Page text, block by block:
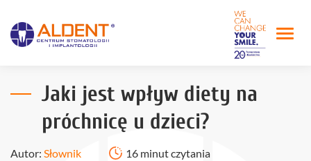
Jaki jest wpływ diety na
próchnicę u dzieci?
Autor: Słownik
16 minut czytania